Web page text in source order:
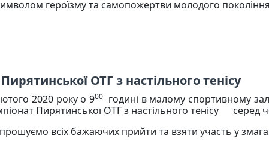
героїзму та самопожертви молодого
ОТГ з настільного тенісу
2020 року о 900годині в малому спортивному
Пирятинської ОТГ з настільного тенісу
серед
всіх бажаючих прийти та взяти участь у